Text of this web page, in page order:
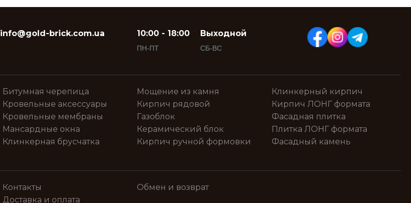
info@gold-brick.com.ua 10:00 - 18:00
ПН-ПТ
Выходной
СБ-ВС
Битумная черепица
Кровельные аксессуары
Кровельные мембраны
Мансардные окна
Клинкерная брусчатка
Мощение из камня
Кирпич рядовой
Газоблок
Керамический блок
Кирпич ручной формовки
Клинкерный кирпич
Кирпич ЛОНГ формата
Фасадная плитка
Плитка ЛОНГ формата
Фасадный камень
Контакты
Доставка и оплата
Обмен и возврат